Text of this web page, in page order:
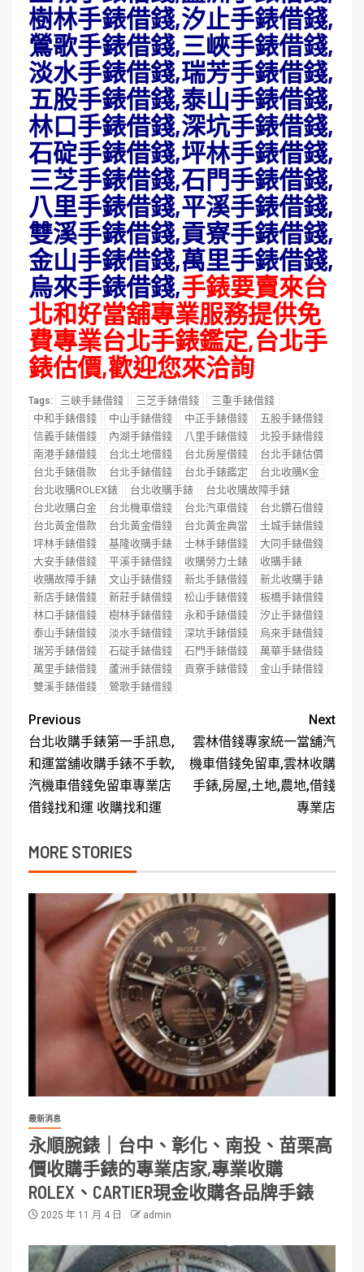
樹林手錶借錢,汐止手錶借錢,
鶯歌手錶借錢,三峽手錶借錢,
淡水手錶借錢,瑞芳手錶借錢,
五股手錶借錢,泰山手錶借錢,
林口手錶借錢,深坑手錶借錢,
石碇手錶借錢,坪林手錶借錢,
三芝手錶借錢,石門手錶借錢,
八里手錶借錢,平溪手錶借錢,
雙溪手錶借錢,貢寮手錶借錢,
金山手錶借錢,萬里手錶借錢,
烏來手錶借錢,手錶要賣來台
北和好當舖專業服務提供免
費專業台北手錶鑑定,台北手
錶估價,歡迎您來洽詢
Tags: 三峽手錶借錢 三芝手錶借錢
三重手錶借錢
中和手錶借錢
中山手錶借錢 中正手錶借錢
五股手錶借錢
信義手錶借錢
內湖手錶借錢 八里手錶借錢
北投手錶借錢
南港手錶借錢
台北土地借錢 台北房屋借錢
台北手錶估價
台北手錶借款
台北手錶借錢 台北手錶鑑定
台北收購K金
台北收購ROLEX錶
台北收購手錶
台北收購故障手錶
台北收購白金
台北機車借錢 台北汽車借錢
台北鑽石借錢
台北黃金借款
台北黃金借錢 台北黃金典當
土城手錶借錢
坪林手錶借錢
基隆收購手錶 士林手錶借錢
大同手錶借錢
大安手錶借錢
平溪手錶借錢 收購勞力士錶
收購手錶
收購故障手錶
文山手錶借錢 新北手錶借錢
新北收購手錶
新店手錶借錢
新莊手錶借錢 松山手錶借錢
板橋手錶借錢
林口手錶借錢
樹林手錶借錢 永和手錶借錢
汐止手錶借錢
泰山手錶借錢
淡水手錶借錢 深坑手錶借錢
烏來手錶借錢
瑞芳手錶借錢
石碇手錶借錢 石門手錶借錢
萬華手錶借錢
萬里手錶借錢
蘆洲手錶借錢 貢寮手錶借錢
金山手錶借錢
雙溪手錶借錢
鶯歌手錶借錢
Previous
台北收購手錶第一手訊息,
和運當舖收購手錶不手軟,
汽機車借錢免留車專業店
借錢找和運 收購找和運
Next
雲林借錢專家統一當舖汽
機車借錢免留車,雲林收購
手錶,房屋,土地,農地,借錢
專業店
MORE STORIES
最新消息
永順腕錶｜台中、彰化、南投、苗栗高
價收購手錶的專業店家,專業收購
ROLEX、CARTIER現金收購各品牌手錶
2025 年 11 月 4 日 admin